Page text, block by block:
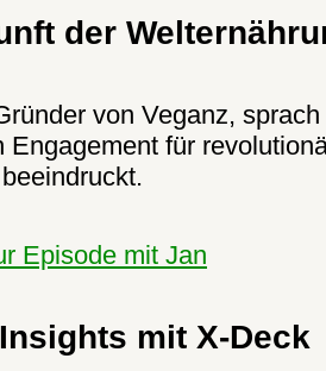
der
von Veganz,
Engagement für
Episode mit Jan
mit X-Deck